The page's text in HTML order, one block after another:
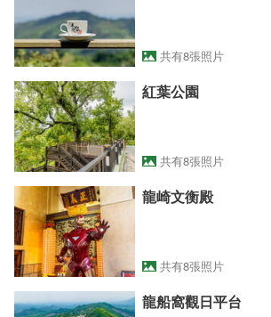
共有8張照片
紅葉公園
共有8張照片
龍崎文衡殿
共有8張照片
龍船窩觀日平台